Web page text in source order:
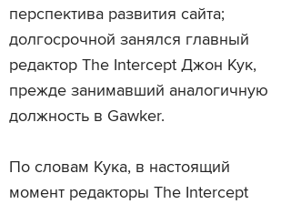
перспектива развития сайта;
долгосрочной занялся главный
редактор The Intercept Джон Кук,
прежде занимавший аналогичную
должность в Gawker.
По словам Кука, в настоящий
момент редакторы The Intercept